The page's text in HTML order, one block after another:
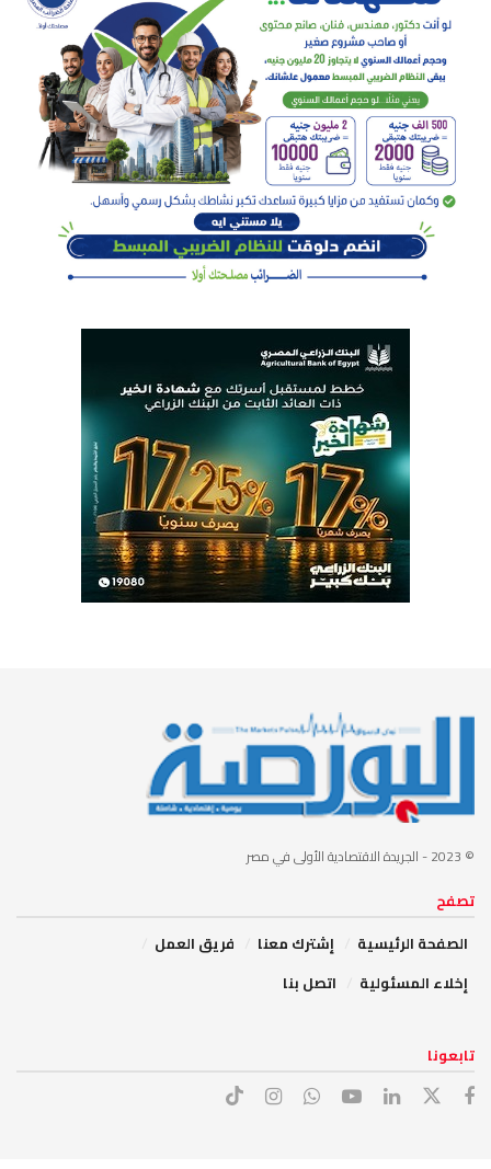
© 2023 - الجريدة الاقتصادية الأولى في مصر
تصفح
الصفحة الرئيسية
إشترك معنا
فريق العمل
إخلاء المسئولية
اتصل بنا
تابعونا